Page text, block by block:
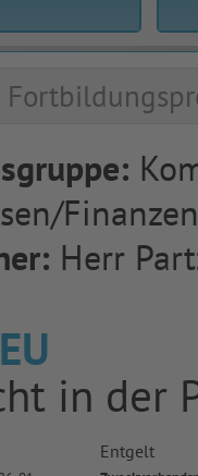
Finanzen
Herr
in der
Entgelt